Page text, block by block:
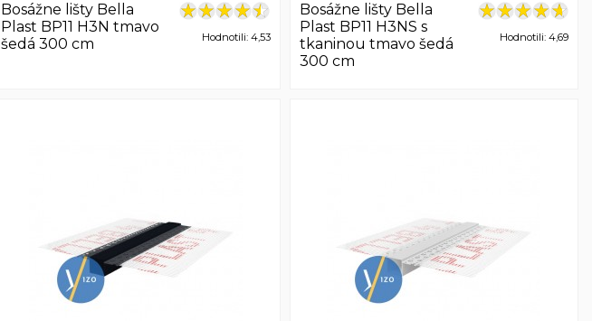
Bosážne lišty Bella
Plast BP11 H3N tmavo
šedá 300 cm
Hodnotili: 4,53
Bosážne lišty Bella
Plast BP11 H3NS s
tkaninou tmavo šedá
300 cm
Hodnotili: 4,69